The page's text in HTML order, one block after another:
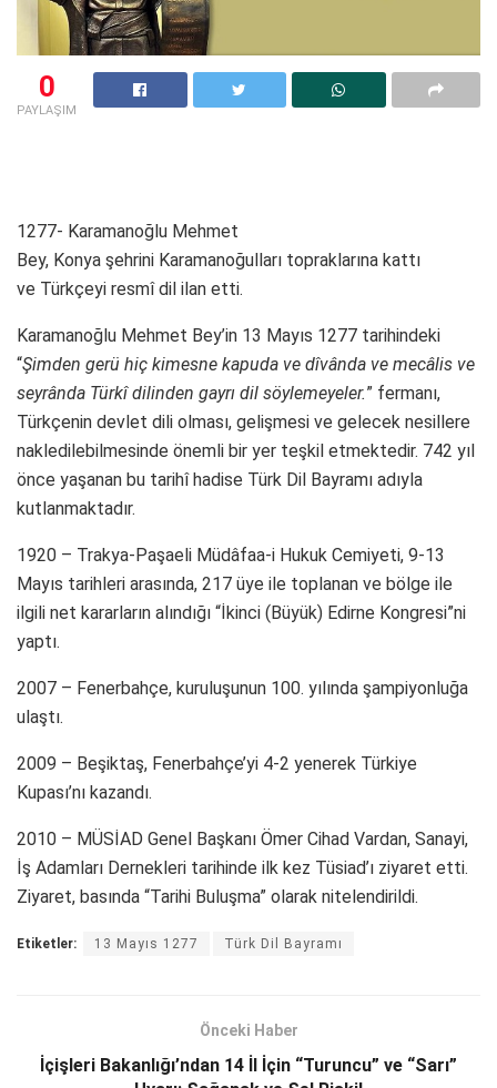
0
PAYLAŞIM
1277- Karamanoğlu Mehmet
Bey, Konya şehrini Karamanoğulları topraklarına kattı
ve Türkçeyi resmî dil ilan etti.
Karamanoğlu Mehmet Bey’in 13 Mayıs 1277 tarihindeki
“Şimden gerü hiç kimesne kapuda ve dîvânda ve mecâlis ve
seyrânda Türkî dilinden gayrı dil söylemeyeler.” fermanı,
Türkçenin devlet dili olması, gelişmesi ve gelecek nesillere
nakledilebilmesinde önemli bir yer teşkil etmektedir. 742 yıl
önce yaşanan bu tarihî hadise Türk Dil Bayramı adıyla
kutlanmaktadır.
1920 – Trakya-Paşaeli Müdâfaa-i Hukuk Cemiyeti, 9-13
Mayıs tarihleri arasında, 217 üye ile toplanan ve bölge ile
ilgili net kararların alındığı “İkinci (Büyük) Edirne Kongresi”ni
yaptı.
2007 – Fenerbahçe, kuruluşunun 100. yılında şampiyonluğa
ulaştı.
2009 – Beşiktaş, Fenerbahçe’yi 4-2 yenerek Türkiye
Kupası’nı kazandı.
2010 – MÜSİAD Genel Başkanı Ömer Cihad Vardan, Sanayi,
İş Adamları Dernekleri tarihinde ilk kez Tüsiad’ı ziyaret etti.
Ziyaret, basında “Tarihi Buluşma” olarak nitelendirildi.
Etiketler: 13 Mayıs 1277 Türk Dil Bayramı
Önceki Haber
İçişleri Bakanlığı’ndan 14 İl İçin “Turuncu” ve “Sarı”